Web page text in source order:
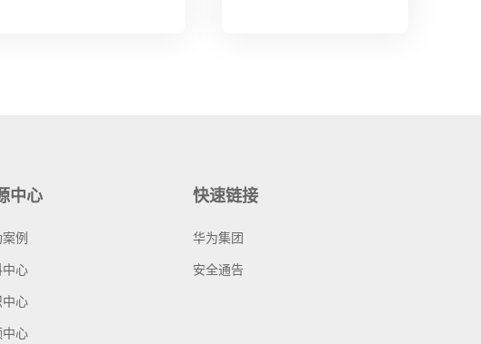
中心
例
中心
中心
中心
快速链接
华为集团
安全通告